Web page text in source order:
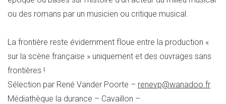
ou des romans par un musicien ou critique musical.
La frontière reste évidemment floue entre la production «
sur la scène française » uniquement et des ouvrages sans
frontières !
Sélection par René Vander Poorte – renevp@wanadoo.fr
Médiathèque la durance – Cavaillon –